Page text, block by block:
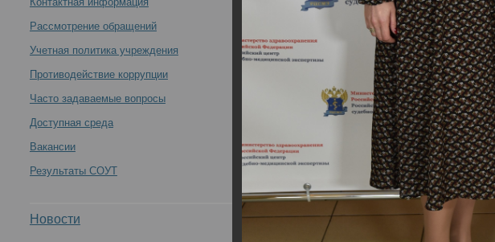
правонарушения медицинских работников:
междисциплинарный подход» (День2) -
12 – 13 мая 2022 года в РЦСМЭ состоялась Всероссийская
«Профессиональные правонарушения медицинских
Рассмотрение обращений
Учетная политика учреждения
Противодействие коррупции
Часто задаваемые вопросы
Доступная среда
Вакансии
Результаты СОУТ
Новости